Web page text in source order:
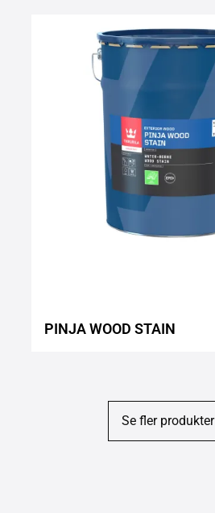
PINJA WOOD STAIN
Se fler produkter